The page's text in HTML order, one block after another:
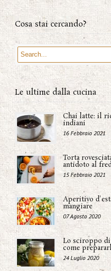
Cosa stai cercando?
Le ultime dalla cucina
Chai latte: il
indiani
16 Febbraio 2021
Torta
antidoto al
15 Febbraio 2021
Aperitivo
mangiare
07 Agosto 2020
Lo sciroppo
come
24 Luglio 2020